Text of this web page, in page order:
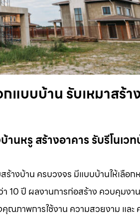
แบบบ้าน รับเหมาสร้า
นหรู สร้างอาคาร รับรีโนเว
างบ้าน ครบวงจร มีแบบบ้านให้เลือ
ปี ผลงานการก่อสร้าง ควบคุมงา
าพการใช้งาน ความสวยงาม และ